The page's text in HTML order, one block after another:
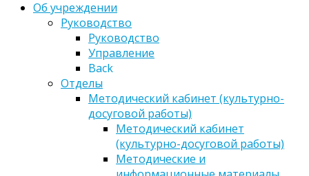
Об учреждении
Руководство
Руководство
Управление
Back
Отделы
Методический кабинет (культурно-
досуговой работы)
Методический кабинет
(культурно-досуговой работы)
Методические и